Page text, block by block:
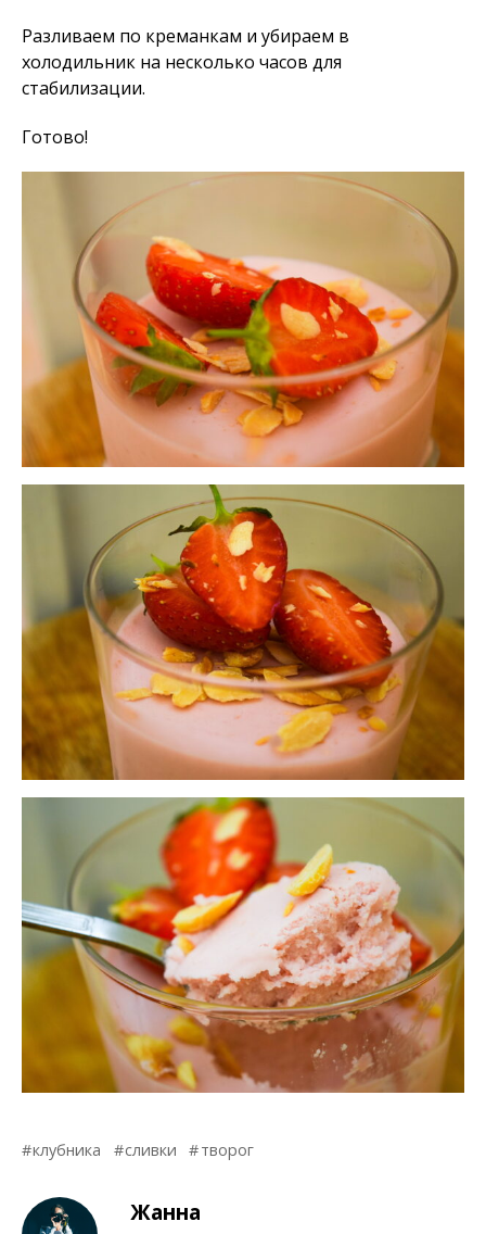
Разливаем по креманкам и убираем в
холодильник на несколько часов для
стабилизации.
Готово!
клубника сливки творог
Жанна